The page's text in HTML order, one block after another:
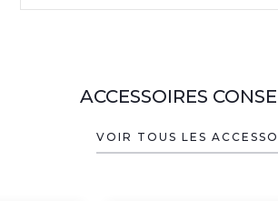
ACCESSOIRES
VOIR TOUS LES